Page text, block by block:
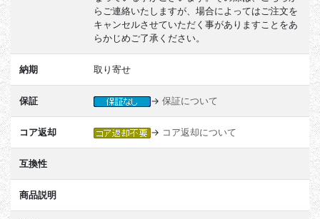
らご連絡いたしますが、場合によってはご注文を
キャンセルさせていただく事がありますことをあ
らかじめご了承ください。
納期 取り寄せ
保証 → 保証について
コア返却 → コア返却について
互換性
商品説明